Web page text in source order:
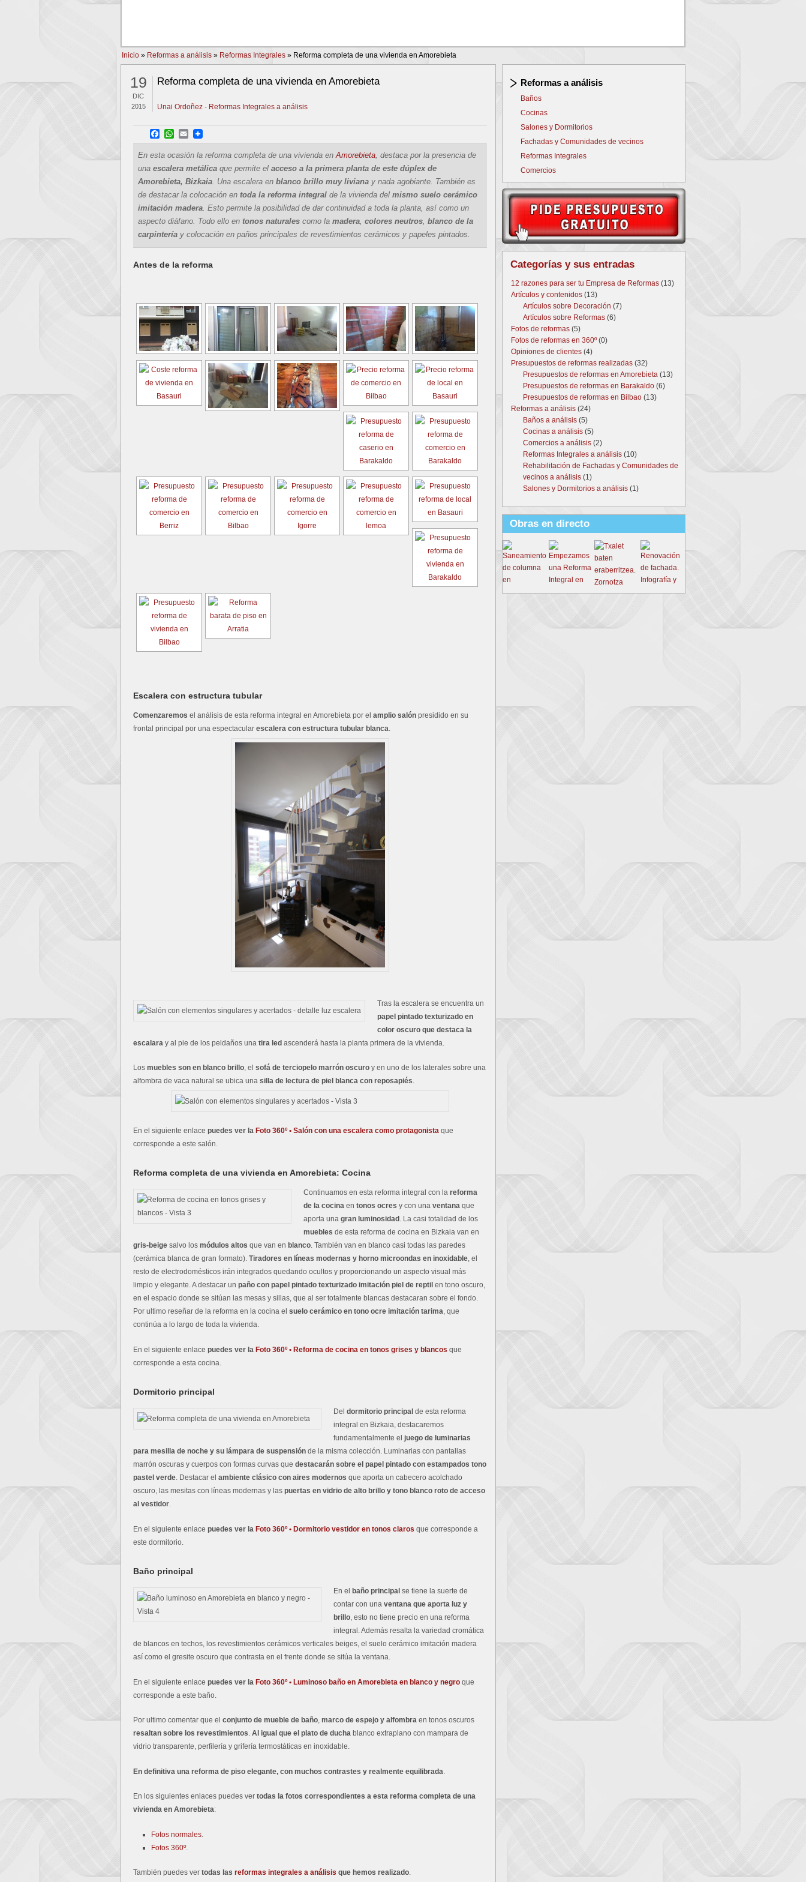
Inicio » Reformas a análisis » Reformas Integrales » Reforma completa de una vivienda en Amorebieta
19
DIC
2015
Reforma completa de una vivienda en Amorebieta
Unai Ordoñez - Reformas Integrales a análisis
Facebook
WhatsApp
Email
En esta ocasión la reforma completa de una vivienda enAmorebieta, destaca por la presencia de
una escalera metálica que permite el acceso a la primera planta de este dúplex de
Amorebieta, Bizkaia. Una escalera en blanco brillo muy liviana y nada agobiante. También es
de destacar la colocación en toda la reforma integral de la vivienda del mismo suelo cerámico
imitación madera. Esto permite la posibilidad de dar continuidad a toda la planta, así como un
aspecto diáfano. Todo ello en tonos naturales como la madera, colores neutros, blanco de la
carpintería y colocación en paños principales de revestimientos cerámicos y papeles pintados.
Antes de la reforma
Escalera con estructura tubular
Comenzaremos el análisis de esta reforma integral en Amorebieta por el amplio salón presidido en su
frontal principal por una espectacular escalera con estructura tubular blanca.
Tras la escalera se encuentra un
papel pintado texturizado en
color oscuro que destaca la
escalara y al pie de los peldaños una tira led ascenderá hasta la planta primera de la vivienda.
Los muebles son en blanco brillo, el sofá de terciopelo marrón oscuro y en uno de los laterales sobre una
alfombra de vaca natural se ubica una silla de lectura de piel blanca con reposapiés.
En el siguiente enlace puedes ver la Foto 360º • Salón con una escalera como protagonista que
corresponde a este salón.
Reforma completa de una vivienda en Amorebieta: Cocina
Continuamos en esta reforma integral con la reforma
de la cocinaen tonos ocres y con una ventana que
aporta una gran luminosidad . La casi totalidad de los
muebles de esta reforma de cocina en Bizkaia van en
gris-beige salvo los módulos altos que van en blanco. También van en blanco casi todas las paredes
(cerámica blanca de gran formato). Tiradores en líneas modernas y horno microondas en inoxidable, el
resto de electrodomésticos irán integrados quedando ocultos y proporcionando un aspecto visual más
limpio y elegante. A destacar un paño con papel pintado texturizado imitación piel de reptil en tono oscuro,
en el espacio donde se sitúan las mesas y sillas, que al ser totalmente blancas destacaran sobre el fondo.
Por ultimo reseñar de la reforma en la cocina el suelo cerámico en tono ocre imitación tarima, que
continúa a lo largo de toda la vivienda.
En el siguiente enlace puedes ver la Foto 360º • Reforma de cocina en tonos grises y blancos que
corresponde a esta cocina.
Dormitorio principal
Del dormitorio principal de esta reforma
integral en Bizkaia, destacaremos
fundamentalmente el juego de luminarias
para mesilla de noche y su lámpara de suspensión de la misma colección. Luminarias con pantallas
marrón oscuras y cuerpos con formas curvas que destacarán sobre el papel pintado con estampados tono
pastel verde. Destacar el ambiente clásico con aires modernos que aporta un cabecero acolchado
oscuro, las mesitas con líneas modernas y las puertas en vidrio de alto brillo y tono blanco roto de acceso
al vestidor.
En el siguiente enlace puedes ver la Foto 360º • Dormitorio vestidor en tonos claros que corresponde a
este dormitorio.
Baño principal
En el baño principal se tiene la suerte de
contar con una ventana que aporta luz y
brillo, esto no tiene precio en una reforma
integral. Además resalta la variedad cromática
de blancos en techos, los revestimientos cerámicos verticales beiges, el suelo cerámico imitación madera
así como el gresite oscuro que contrasta en el frente donde se sitúa la ventana.
En el siguiente enlace puedes ver la Foto 360º • Luminoso baño en Amorebieta en blanco y negro que
corresponde a este baño.
Por ultimo comentar que el conjunto de mueble de baño, marco de espejo y alfombra en tonos oscuros
resaltan sobre los revestimientos. Al igual que el plato de ducha blanco extraplano con mampara de
vidrio transparente, perfilería y grifería termostáticas en inoxidable.
En definitiva una reforma de piso elegante, con muchos contrastes y realmente equilibrada
En los siguientes enlaces puedes ver todas la fotos correspondientes a esta reforma completa de una
vivienda en Amorebieta:
Fotos normales
Fotos 360º.
También puedes ver todas las reformas integrales a análisis que hemos realizado.
Reformas a análisis
Baños
Cocinas
Salones y Dormitorios
Fachadas y Comunidades de vecinos
Reformas Integrales
Comercios
Categorías y sus entradas
12 razones para ser tu Empresa de Reformas (13)
Artículos y contenidos (13)
Artículos sobre Decoración (7)
Artículos sobre Reformas (6)
Fotos de reformas (5)
Fotos de reformas en 360º(0)
Opiniones de clientes (4)
Presupuestos de reformas realizadas (32)
Presupuestos de reformas en Amorebieta (13)
Presupuestos de reformas en Barakaldo (6)
Presupuestos de reformas en Bilbao (13)
Reformas a análisis (24)
Baños a análisis (5)
Cocinas a análisis (5)
Comercios a análisis (2)
Reformas Integrales a análisis (10)
Rehabilitación de Fachadas y Comunidades de
vecinos a análisis (1)
Salones y Dormitorios a análisis (1)
Obras en directo